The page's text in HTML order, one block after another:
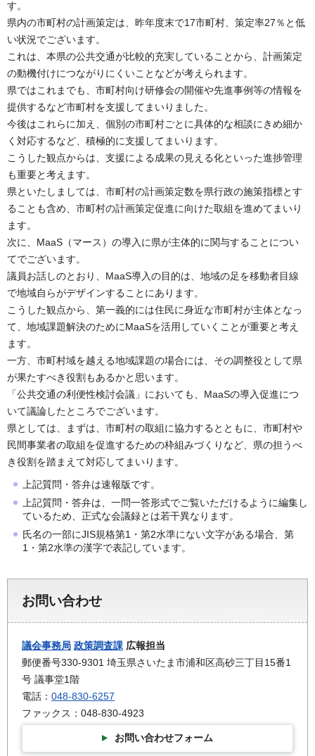
す。
県内の市町村の計画策定は、昨年度末で17市町村、策定率27％と低
い状況でございます。
これは、本県の公共交通が比較的充実していることから、計画策定
の動機付けにつながりにくいことなどが考えられます。
県ではこれまでも、市町村向け研修会の開催や先進事例等の情報を
提供するなど市町村を支援してまいりました。
今後はこれらに加え、個別の市町村ごとに具体的な相談にきめ細か
く対応するなど、積極的に支援してまいります。
こうした観点からは、支援による成果の見える化といった進捗管理
も重要と考えます。
県といたしましては、市町村の計画策定数を県行政の施策指標とす
ることも含め、市町村の計画策定促進に向けた取組を進めてまいり
ます。
次に、MaaS（マース）の導入に県が主体的に関与することについ
てでございます。
議員お話しのとおり、MaaS導入の目的は、地域の足を移動者目線
で地域自らがデザインすることにあります。
こうした観点から、第一義的には住民に身近な市町村が主体となっ
て、地域課題解決のためにMaaSを活用していくことが重要と考え
ます。
一方、市町村域を越える地域課題の場合には、その調整役として県
が果たすべき役割もあるかと思います。
「公共交通の利便性検討会議」においても、MaaSの導入促進につ
いて議論したところでございます。
県としては、まずは、市町村の取組に協力するとともに、市町村や
民間事業者の取組を促進するための枠組みづくりなど、県の担うべ
き役割を踏まえて対応してまいります。
上記質問・答弁は速報版です。
上記質問・答弁は、一問一答形式でご覧いただけるように編集し
ているため、正式な会議録とは若干異なります。
氏名の一部にJIS規格第1・第2水準にない文字がある場合、第
1・第2水準の漢字で表記しています。
お問い合わせ
議会事務局 政策調査課 広報担当
郵便番号330-9301 埼玉県さいたま市浦和区高砂三丁目15番1
号 議事堂1階
電話： 048-830-6257
ファックス：048-830-4923
お問い合わせフォーム